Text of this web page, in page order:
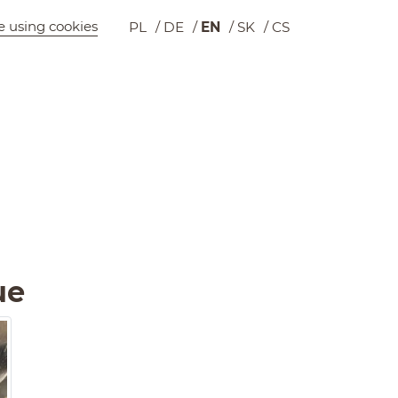
using cookies PL DE EN SK
CS